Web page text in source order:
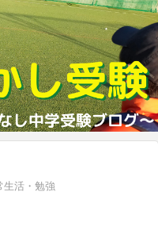
生活・勉強